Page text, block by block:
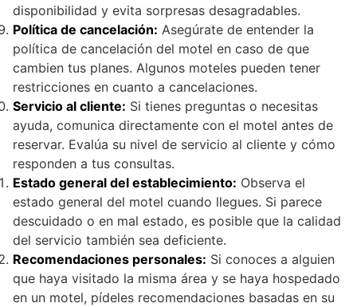
disponibilidad y evita sorpresas desagradables.
Política de cancelación: Asegúrate de entender la
política de cancelación del motel en caso de que
cambien tus planes. Algunos moteles pueden tener
restricciones en cuanto a cancelaciones.
Servicio al cliente: Si tienes preguntas o necesitas
ayuda, comunica directamente con el motel antes de
reservar. Evalúa su nivel de servicio al cliente y cómo
responden a tus consultas.
Estado general del establecimiento: Observa el
estado general del motel cuando llegues. Si parece
descuidado o en mal estado, es posible que la calidad
del servicio también sea deficiente.
Recomendaciones personales: Si conoces a alguien
que haya visitado la misma área y se haya hospedado
en un motel, pídeles recomendaciones basadas en su